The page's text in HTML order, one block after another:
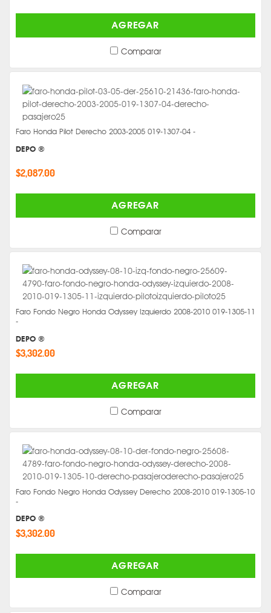
AGREGAR
Comparar
Faro Honda Pilot Derecho 2003-2005 019-1307-04 -
DEPO ®
$2,087.00
AGREGAR
Comparar
Faro Fondo Negro Honda Odyssey Izquierdo 2008-2010 019-1305-11
-
DEPO ®
$3,302.00
AGREGAR
Comparar
Faro Fondo Negro Honda Odyssey Derecho 2008-2010 019-1305-10
-
DEPO ®
$3,302.00
AGREGAR
Comparar